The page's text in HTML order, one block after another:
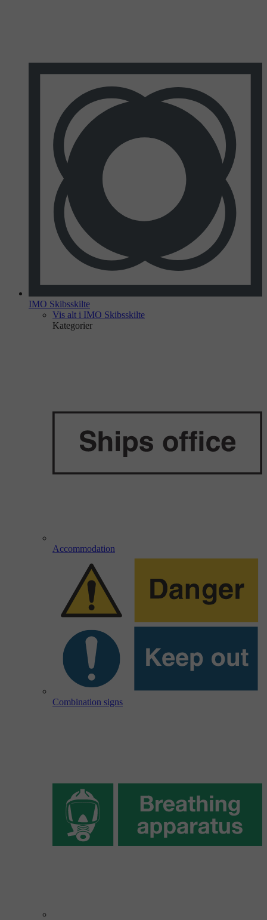
IMO Skibsskilte
Vis alt i IMO Skibsskilte
Kategorier
Accommodation
Combination signs